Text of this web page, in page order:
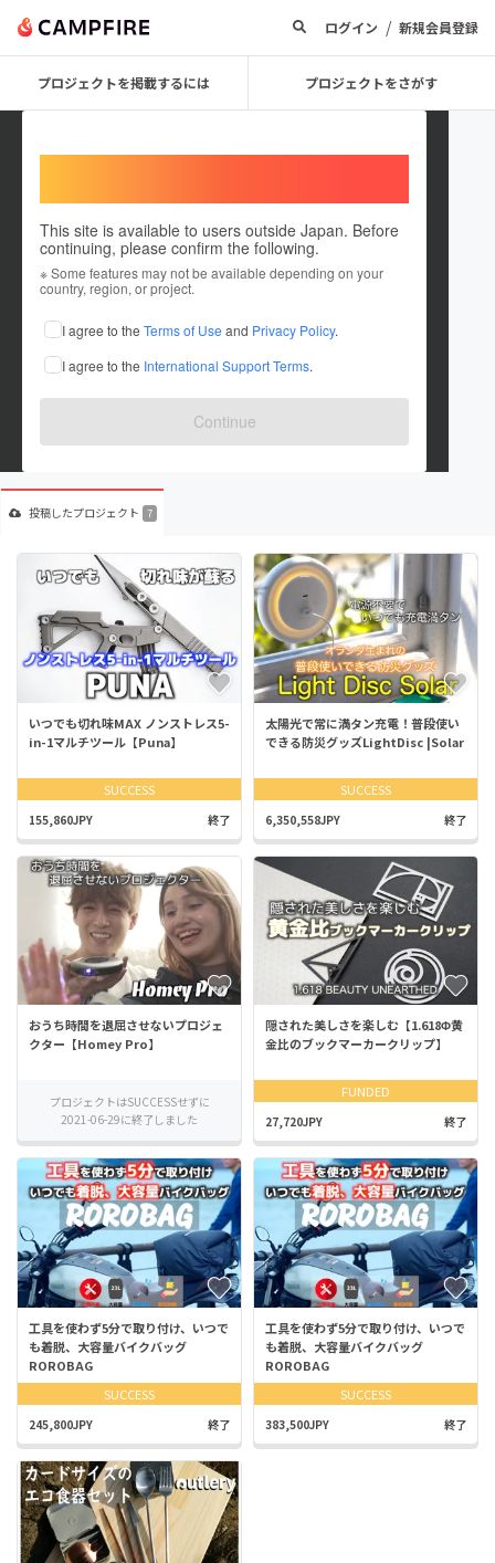
ログイン / 新規会員登録
プロジェクトを掲載するには プロジェクトをさがす
This site is available to users outside Japan. Before
continuing, please confirm the following.
※ Some features may not be available depending on your
country, region, or project.
I agree to the Terms of Use and Privacy Policy.
I agree to the International Support Terms.
Continue
Wseeds
これまでに5回支援して7件のプロジェクトを投稿しています
在住国：日本 現在地：東京都
出身国：日本 出身地：東京都
投稿したプロジェクト 7
いつでも切れ味MAX ノンストレス5-
in-1マルチツール【Puna】
SUCCESS
155,860JPY 終了
太陽光で常に満タン充電！普段使い
できる防災グッズLightDisc |Solar
SUCCESS
6,350,558JPY 終了
おうち時間を退屈させないプロジェ
クター【Homey Pro】
プロジェクトはSUCCESSせずに
2021-06-29に終了しました
隠された美しさを楽しむ【1.618Φ黄
金比のブックマーカークリップ】
FUNDED
27,720JPY 終了
工具を使わず5分で取り付け、いつで
も着脱、大容量バイクバッグ
ROROBAG
SUCCESS
245,800JPY 終了
工具を使わず5分で取り付け、いつで
も着脱、大容量バイクバッグ
ROROBAG
SUCCESS
383,500JPY 終了